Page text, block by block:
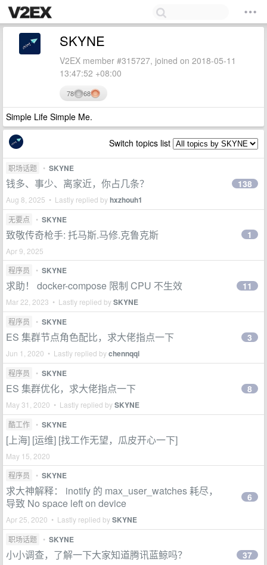
SKYNE
V2EX member #315727, joined on 2018-05-11
13:47:52 +08:00
78 68
Simple Life Simple Me.
Switch topics list
职场话题 • SKYNE
钱多、事少、离家近，你占几条？
Aug 8, 2025 • Lastly replied byhxzhouh1
138
无要点 • SKYNE
致敬传奇枪手: 托马斯.马修.克鲁克斯
Apr 9, 2025
1
程序员 • SKYNE
求助！ docker-compose 限制 CPU 不生效
Mar 22, 2023 • Lastly replied bySKYNE
11
程序员 • SKYNE
ES 集群节点角色配比，求大佬指点一下
Jun 1, 2020 • Lastly replied bychennqqi
3
程序员 • SKYNE
ES 集群优化，求大佬指点一下
May 31, 2020 • Lastly replied bySKYNE
8
酷工作 • SKYNE
[上海] [运维] [找工作无望，瓜皮开心一下]
May 15, 2020
程序员
• SKYNE
求大神解释： inotify 的 max_user_watches 耗尽，
导致 No space left on device
Apr 25, 2020 • Lastly replied bySKYNE
6
职场话题 • SKYNE
小小调查，了解一下大家知道腾讯蓝鲸吗？ 37